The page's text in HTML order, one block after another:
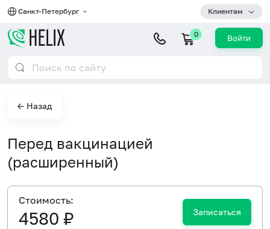
Санкт-Петербург Клиентам
0 Войти
← Назад
Перед вакцинацией
(расширенный)
Cтоимость:
4580 ₽ Записаться